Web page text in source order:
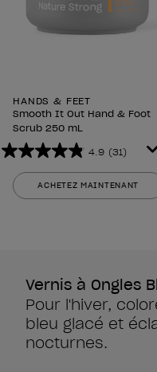
HANDS & FEET
Smooth It Out Hand & Foot
Scrub 250 mL
4.9 (31)
4.9
sur
5
ACHETEZ MAINTENANT
Vernis à Ongles
Pour l'hiver,
bleu glacé et
nocturnes.